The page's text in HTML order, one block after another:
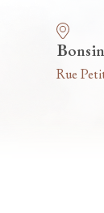
Bonsin
Rue